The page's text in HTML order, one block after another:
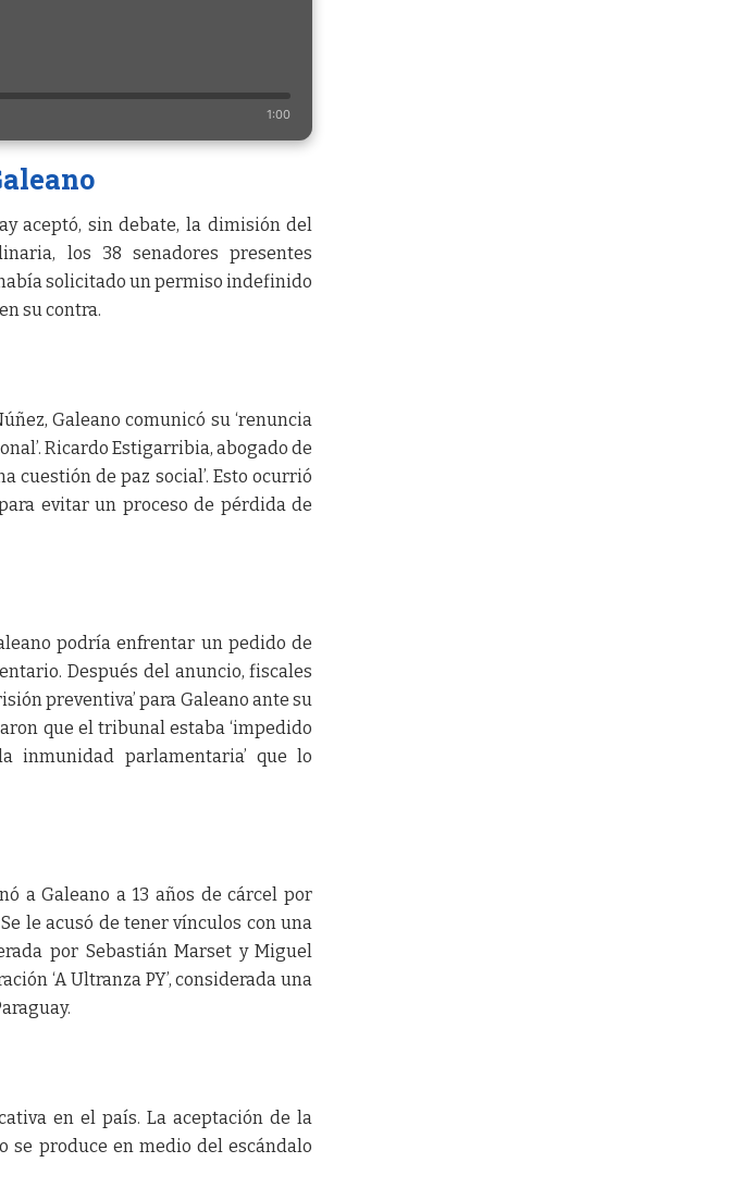
1:00
aceptó, sin debate, la dimisión del
los 38 senadores presentes
solicitado un permiso indefinido
su contra.
Galeano comunicó su ‘renuncia
Ricardo Estigarribia, abogado de
cuestión de paz social’. Esto ocurrió
evitar un proceso de pérdida de
podría enfrentar un pedido de
Después del anuncio, fiscales
preventiva’ para Galeano ante su
que el tribunal estaba ‘impedido
inmunidad parlamentaria’ que lo
a Galeano a 13 años de cárcel por
le acusó de tener vínculos con una
por Sebastián Marset y Miguel
‘A Ultranza PY’, considerada una
en el país. La aceptación de la
se produce en medio del escándalo